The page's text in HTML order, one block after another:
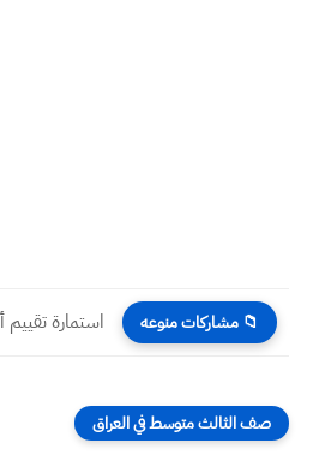
📁 مشاركات منوعه
صف الثالث متوسط في العراق